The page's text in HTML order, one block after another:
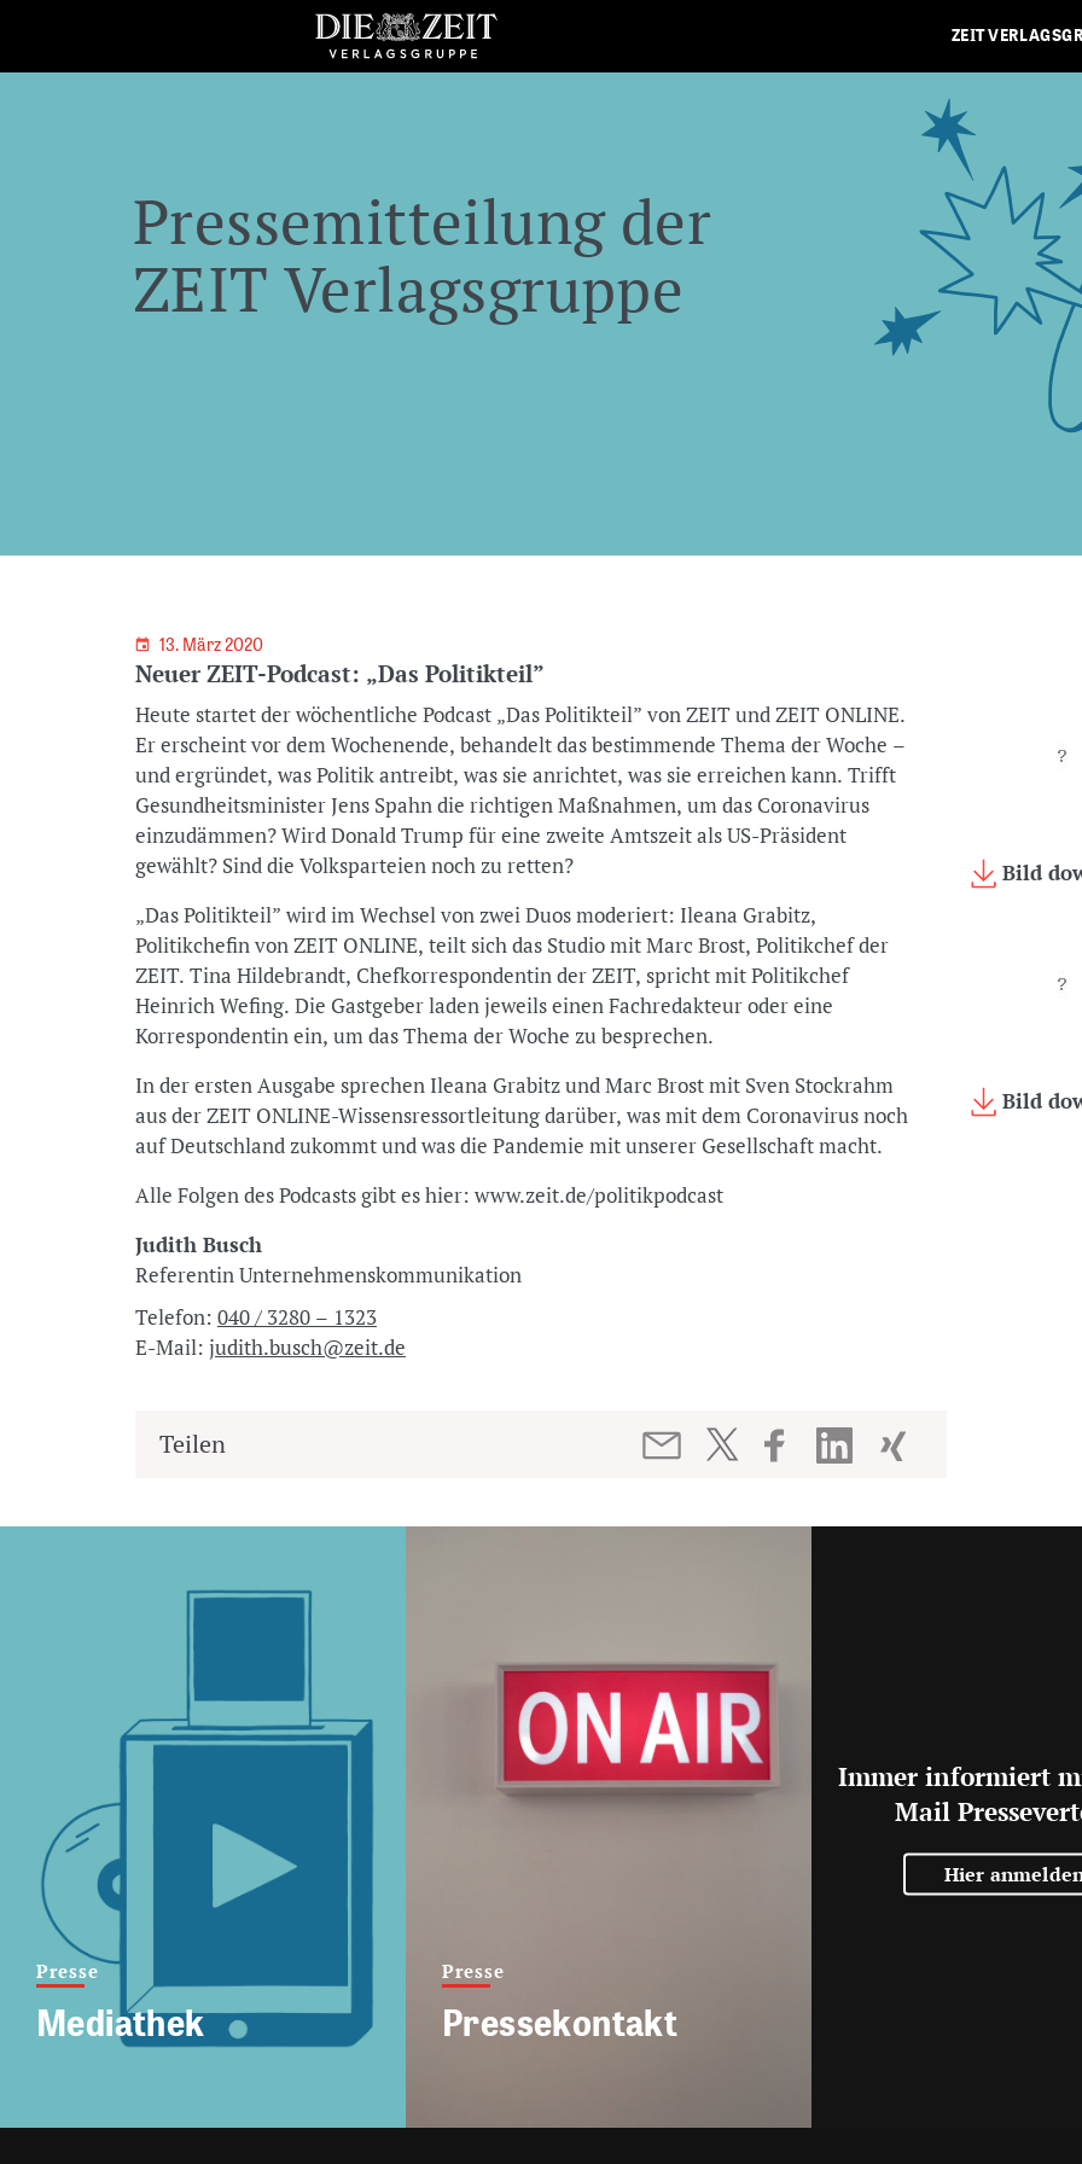
ZEIT
Pressemitteilung der
ZEIT Verlagsgruppe
13. März 2020
Neuer ZEIT-Podcast: „Das Politikteil”
Heute startet der wöchentliche Podcast „Das Politikteil” von ZEIT und ZEIT ONLINE.
Er erscheint vor dem Wochenende, behandelt das bestimmende Thema der Woche –
und ergründet, was Politik antreibt, was sie anrichtet, was sie erreichen kann. Trifft
Gesundheitsminister Jens Spahn die richtigen Maßnahmen, um das Coronavirus
einzudämmen? Wird Donald Trump für eine zweite Amtszeit als US-Präsident
gewählt? Sind die Volksparteien noch zu retten?
„Das Politikteil” wird im Wechsel von zwei Duos moderiert: Ileana Grabitz,
Politikchefin von ZEIT ONLINE, teilt sich das Studio mit Marc Brost, Politikchef der
ZEIT. Tina Hildebrandt, Chefkorrespondentin der ZEIT, spricht mit Politikchef
Heinrich Wefing. Die Gastgeber laden jeweils einen Fachredakteur oder eine
Korrespondentin ein, um das Thema der Woche zu besprechen.
In der ersten Ausgabe sprechen Ileana Grabitz und Marc Brost mit Sven Stockrahm
aus der ZEIT ONLINE-Wissensressortleitung darüber, was mit dem Coronavirus noch
auf Deutschland zukommt und was die Pandemie mit unserer Gesellschaft macht.
Alle Folgen des Podcasts gibt es hier: www.zeit.de/politikpodcast
Judith Busch
Referentin Unternehmenskommunikation
Telefon: 040 / 3280 – 1323
E-Mail: judith.busch@zeit.de
Bild
Bild
Teilen
Presse
Mediathek
Presse
Pressekontakt
Immer informiert
Mail
Hier